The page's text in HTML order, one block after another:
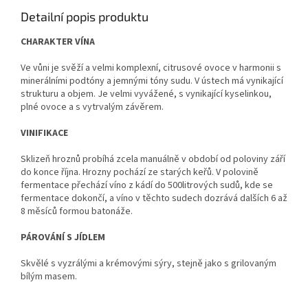
Detailní popis produktu
CHARAKTER VÍNA
Ve vůni je svěží a velmi komplexní, citrusové ovoce v harmonii s
minerálními podtóny a jemnými tóny sudu. V ústech má vynikající
strukturu a objem. Je velmi vyvážené, s vynikající kyselinkou,
plné ovoce a s vytrvalým závěrem.
VINIFIKACE
Sklizeň hroznů probíhá zcela manuálně v období od poloviny září
do konce října. Hrozny pochází ze starých keřů. V polovině
fermentace přechází víno z kádí do 500litrových sudů, kde se
fermentace dokončí, a víno v těchto sudech dozrává dalších 6 až
8 měsíců formou batonáže.
PÁROVÁNÍ S JÍDLEM
Skvělé s vyzrálými a krémovými sýry, stejně jako s grilovaným
bílým masem.